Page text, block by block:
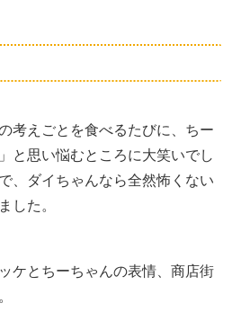
考えごとを食べるたびに、ちー
と思い悩むところに大笑いでし
、ダイちゃんなら全然怖くない
した。
ケとちーちゃんの表情、商店街